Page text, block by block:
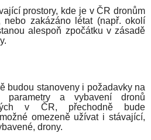
prostory, kde je v ČR dronům
nebo zakázáno létat (např. okolí
alespoň zpočátku v zásadě
budou stanoveny i požadavky na
parametry a vybavení dronů
v ČR, přechodně bude
omezeně užívat i stávající,
drony.